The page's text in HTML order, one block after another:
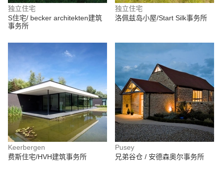
独立住宅
S住宅/ becker architekten建筑
事务所
独立住宅
洛佩兹岛小屋/Start Silk事务所
Keerbergen
费斯住宅/HVH建筑事务所
Pusey
兄弟谷仓 / 安德森奥尔事务所